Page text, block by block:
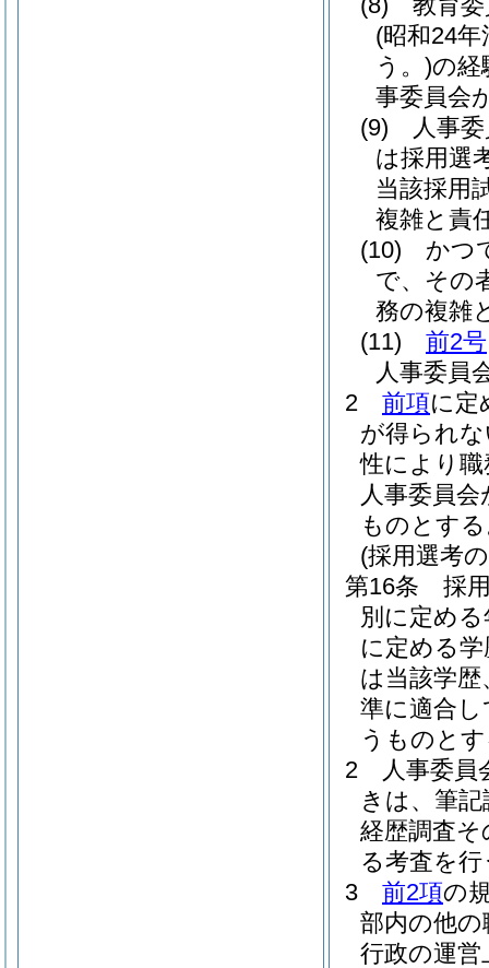
(昭和24
う。)の経
事委員会
(9)
人事
は採用選
当該採用
複雑と責
(10)
かつ
で、その
務の複雑
(11)
前2号
人事委員
2
前項に定
が得られ
性により
人事委員
ものとす
(採用選考
第16条
採
別に定め
に定める
は当該学
準に適合
うものと
2
人事委
きは、筆
経歴調査
る考査を
3
前2項の
部内の他
行政の運